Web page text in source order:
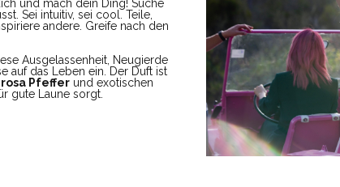
und mach dein Ding! Suche
Sei intuitiv, sei cool. Teile,
andere. Greife nach den
Ausgelassenheit, Neugierde
auf das Leben ein. Der Duft ist
rosa Pfeffer und exotischen
gute Laune sorgt.